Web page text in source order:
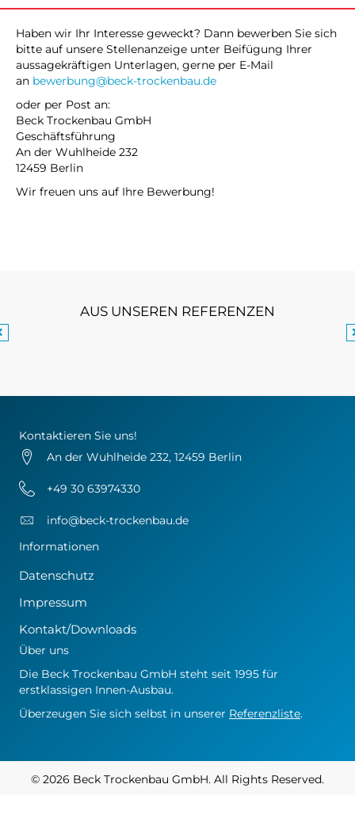
Haben wir Ihr Interesse geweckt? Dann bewerben Sie sich
bitte auf unsere Stellenanzeige unter Beifügung Ihrer
aussagekräftigen Unterlagen, gerne per E-Mail
an bewerbung@beck-trockenbau.de
oder per Post an:
Beck Trockenbau GmbH
Geschäftsführung
An der Wuhlheide 232
12459 Berlin
Wir freuen uns auf Ihre Bewerbung!
AUS UNSEREN REFERENZEN
Kontaktieren Sie uns!
An der Wuhlheide 232, 12459 Berlin
+49 30 63974330
info@beck-trockenbau.de
Informationen
Datenschutz
Impressum
Kontakt/Downloads
Über uns
Die Beck Trockenbau GmbH steht seit 1995 für
erstklassigen Innen-Ausbau.
Überzeugen Sie sich selbst in unserer Referenzliste.
© 2026 Beck Trockenbau GmbH. All Rights Reserved.